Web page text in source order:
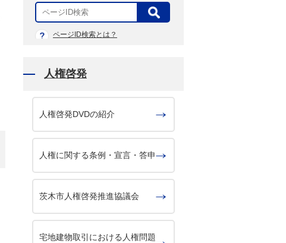
表
ページID検索とは？
人権啓発
人権啓発DVDの紹介
人権に関する条例・宣言・答申
茨木市人権啓発推進協議会
宅地建物取引における人権問題